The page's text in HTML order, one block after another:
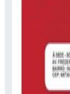
companhia
aparelho
empresas
serviços
detalhes
podem